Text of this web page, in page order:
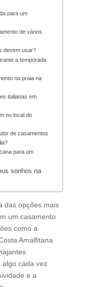
para um
de vários
devem usar?
a temporada
na praia na
italianas em
no local do
de casamentos
para um
sonhos na
das opções mais
um casamento
como a
Amalfitana
algo cada vez
e a